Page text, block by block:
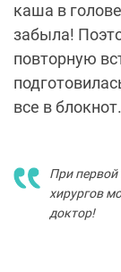
каша в
забыла!
повторную
все в блокнот.
При первой
хирургов
доктор!